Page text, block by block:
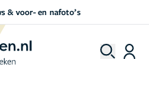
& voor- en nafoto’s